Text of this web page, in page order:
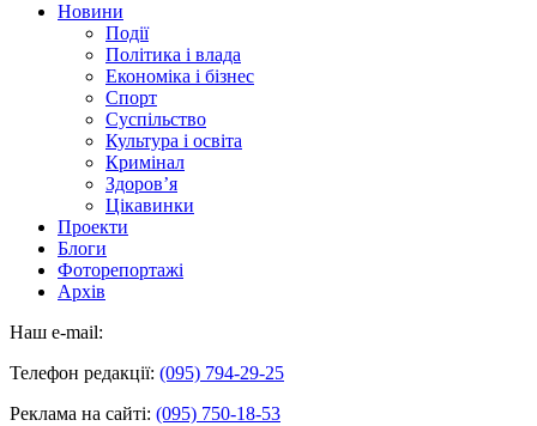
Новини
Події
Політика і влада
Економіка і бізнес
Спорт
Суспільство
Культура і освіта
Кримінал
Здоров’я
Цікавинки
Проекти
Блоги
Фоторепортажі
Архів
Наш e-mail:
Телефон редакції: (095) 794-29-25
Реклама на сайті: (095) 750-18-53